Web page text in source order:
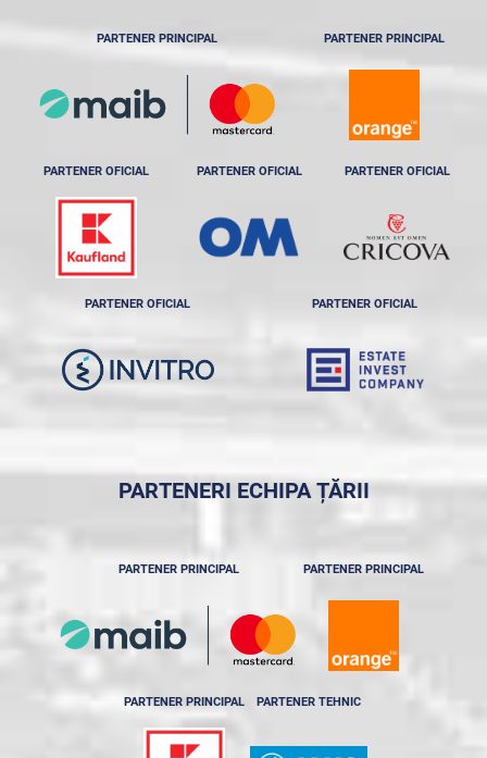
PARTENER PRINCIPAL PARTENER PRINCIPAL
PARTENER OFICIAL PARTENER OFICIAL PARTENER OFICIAL
PARTENER OFICIAL PARTENER OFICIAL
PARTENERI ECHIPA ȚĂRII
PARTENER PRINCIPAL PARTENER PRINCIPAL
PARTENER PRINCIPAL PARTENER TEHNIC